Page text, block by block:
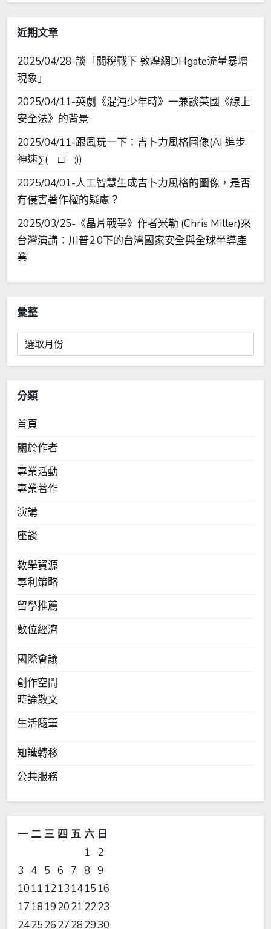
近期文章
2025/04/28-談「關稅戰下 敦煌網DHgate流量暴增
現象」
2025/04/11-英劇《混沌少年時》一兼談英國《線上
安全法》的背景
2025/04/11-跟風玩一下：吉卜力風格圖像(AI 進步
神速∑(￣□￣;))
2025/04/01-人工智慧生成吉卜力風格的圖像，是否
有侵害著作權的疑慮？
2025/03/25-《晶片戰爭》作者米勒 (Chris Miller)來
台灣演講：川普2.0下的台灣國家安全與全球半導產
業
彙整
彙
整
分類
首頁
關於作者
專業活動
專業著作
演講
座談
教學資源
專利策略
留學推薦
數位經濟
國際會議
創作空間
時論散文
生活隨筆
知識轉移
公共服務
一 二 三 四 五 六 日
1
2
3
4 5 6 7 8 9
10 11 1213 1415 16
17 18 1920212223
24252627282930